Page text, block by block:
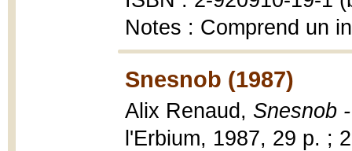
Notes : Comprend un
Snesnob (1987)
Alix Renaud, Snesnob
l'Erbium, 1987, 29 p. ;